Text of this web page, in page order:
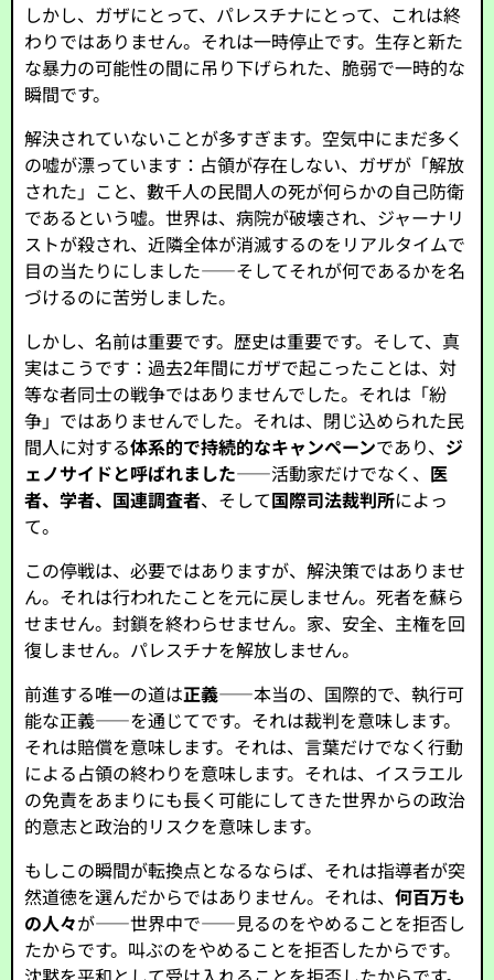
しかし、ガザにとって、パレスチナにとって、これは終
わりではありません。それは一時停止です。生存と新た
な暴力の可能性の間に吊り下げられた、脆弱で一時的な
瞬間です。
解決されていないことが多すぎます。空気中にまだ多く
の嘘が漂っています：占領が存在しない、ガザが「解放
された」こと、數千人の民間人の死が何らかの自己防衛
であるという嘘。世界は、病院が破壊され、ジャーナリ
ストが殺され、近隣全体が消滅するのをリアルタイムで
目の当たりにしました――そしてそれが何であるかを名
づけるのに苦労しました。
しかし、名前は重要です。歴史は重要です。そして、真
実はこうです：過去2年間にガザで起こったことは、対
等な者同士の戦争ではありませんでした。それは「紛
争」ではありませんでした。それは、閉じ込められた民
間人に対する体系的で持続的なキャンペーンであり、 ジ
ェノサイドと呼ばれました――活動家だけでなく、 医
者、学者、国連調査者、そして国際司法裁判所によっ
て。
この停戦は、必要ではありますが、解決策ではありませ
ん。それは行われたことを元に戻しません。死者を蘇ら
せません。封鎖を終わらせません。家、安全、主権を回
復しません。パレスチナを解放しません。
前進する唯一の道は正義――本当の、国際的で、執行可
能な正義――を通じてです。それは裁判を意味します。
それは賠償を意味します。それは、言葉だけでなく行動
による占領の終わりを意味します。それは、イスラエル
の免責をあまりにも長く可能にしてきた世界からの政治
的意志と政治的リスクを意味します。
もしこの瞬間が転換点となるならば、それは指導者が突
然道徳を選んだからではありません。それは、何百万も
の人々が――世界中で――見るのをやめることを拒否し
たからです。叫ぶのをやめることを拒否したからです。